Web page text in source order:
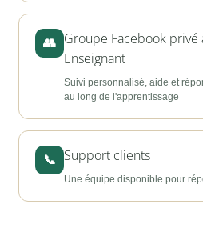
👥
Groupe Facebook privé
Enseignant
Suivi personnalisé, aide et
au long de l'apprentissage
📞 Support clients
Une équipe disponible pour